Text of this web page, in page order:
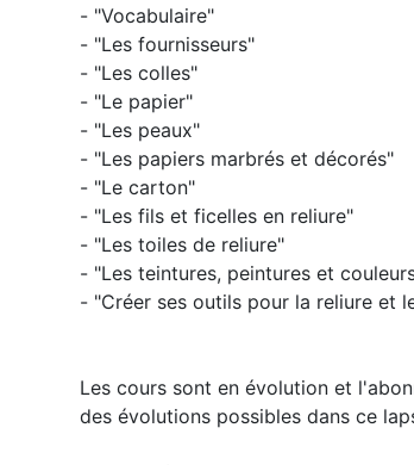
- "Vocabulaire"
- "Les fournisseurs"
- "Les colles"
- "Le papier"
- "Les peaux"
- "Les papiers marbrés et décorés"
- "Le carton"
- "Les fils et ficelles en reliure"
- "Les toiles de reliure"
- "Les teintures, peintures et
- "Créer ses outils pour la reliure et
Les cours sont en évolution et
des évolutions possibles dans ce